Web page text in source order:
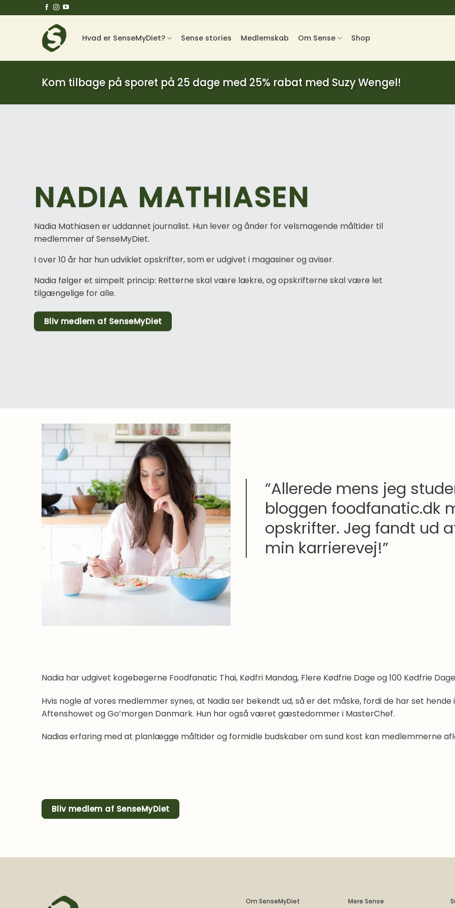
til
Hvad er SenseMyDiet? Sense stories Medlemskab Om Sense Shop
Kom tilbage på sporet på 25 dage med 25% rabat med Suzy Wengel!
NADIA MATHIASEN
Nadia Mathiasen er uddannet journalist. Hun lever og ånder for velsmagende måltider til
medlemmer af SenseMyDiet.
I over 10 år har hun udviklet opskrifter, som er udgivet i magasiner og aviser.
Nadia følger et simpelt princip: Retterne skal være lækre, og opskrifterne skal være let
tilgængelige for alle.
Bliv medlem af SenseMyDiet
”Allerede mens jeg
bloggen foodfanatic.dk
opskrifter. Jeg fandt ud
min karrierevej!”
Nadia har udgivet kogebøgerne Foodfanatic Thai, Kødfri Mandag, Flere Kødfrie Dage og 100 Kødfrie
Hvis nogle af vores medlemmer synes, at Nadia ser bekendt ud, så er det måske, fordi de har set
Aftenshowet og Go’morgen Danmark. Hun har også været gæstedommer i MasterChef.
Nadias erfaring med at planlægge måltider og formidle budskaber om sund kost kan medlemmerne
Bliv medlem af SenseMyDiet
Om SenseMyDiet Mere Sense